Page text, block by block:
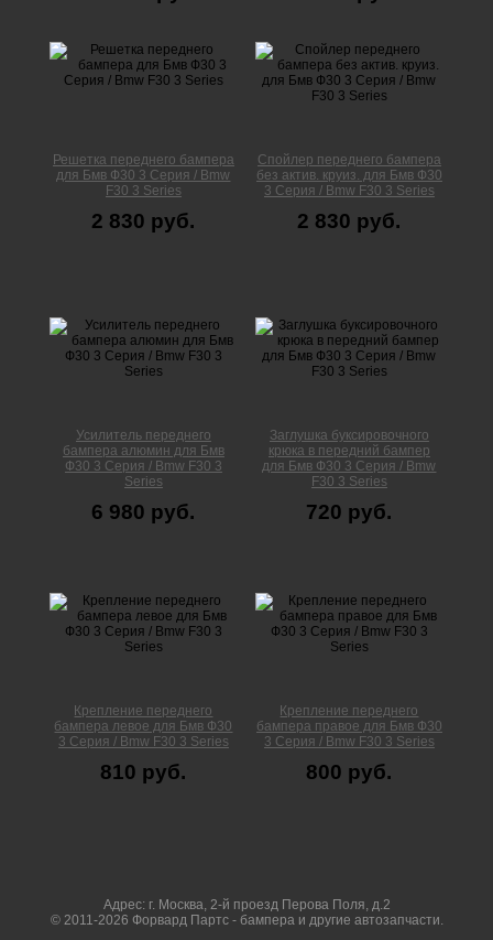
Решетка переднего бампера
для Бмв Ф30 3 Серия / Bmw
F30 3 Series
2 830 руб.
Спойлер переднего бампера
без актив. круиз. для Бмв Ф30
3 Серия / Bmw F30 3 Series
2 830 руб.
Усилитель переднего
бампера алюмин для Бмв
Ф30 3 Серия / Bmw F30 3
Series
6 980 руб.
Заглушка буксировочного
крюка в передний бампер
для Бмв Ф30 3 Серия / Bmw
F30 3 Series
720 руб.
Крепление переднего
бампера левое для Бмв Ф30
3 Серия / Bmw F30 3 Series
810 руб.
Крепление переднего
бампера правое для Бмв Ф30
3 Серия / Bmw F30 3 Series
800 руб.
Адрес: г. Москва, 2-й проезд Перова Поля, д.2
© 2011-2026 Форвард Партс - бампера и другие автозапчасти.